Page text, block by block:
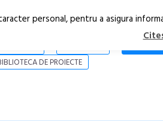
STIRI
DE PROIECTE
personal, pentru a asigura